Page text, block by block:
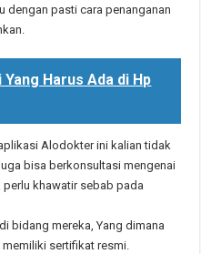
dengan pasti cara penanganan
Harus Ada di Hp
Alodokter ini kalian tidak
bisa berkonsultasi mengenai
perlu khawatir sebab pada
bidang mereka, Yang dimana
sertifikat resmi.